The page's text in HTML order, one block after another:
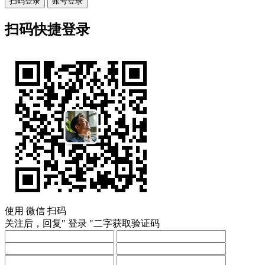
扫码快捷登录
使用 微信 扫码
关注后，回复" 登录 "二字获取验证码